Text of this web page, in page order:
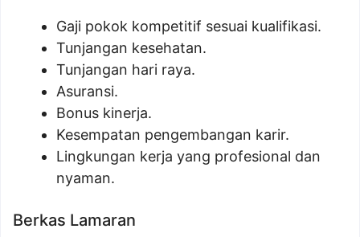
Gaji pokok kompetitif sesuai kualifikasi.
Tunjangan kesehatan.
Tunjangan hari raya.
Asuransi.
Bonus kinerja.
Kesempatan pengembangan karir.
Lingkungan kerja yang profesional dan
nyaman.
Berkas Lamaran